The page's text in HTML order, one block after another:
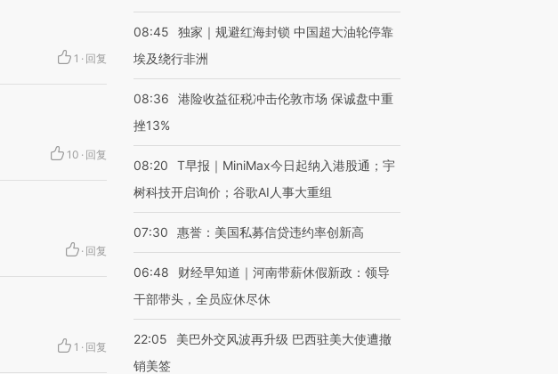
1 · 回复
10 · 回复
· 回复
1 · 回复
08:45
独家｜规避红海封锁 中国超大油轮停靠
埃及绕行非洲
08:36
港险收益征税冲击伦敦市场 保诚盘中重
挫13%
08:20
T早报｜MiniMax今日起纳入港股通；宇
树科技开启询价；谷歌AI人事大重组
07:30 惠誉：美国私募信贷违约率创新高
06:48
财经早知道｜河南带薪休假新政：领导
干部带头，全员应休尽休
22:05
美巴外交风波再升级 巴西驻美大使遭撤
销美签